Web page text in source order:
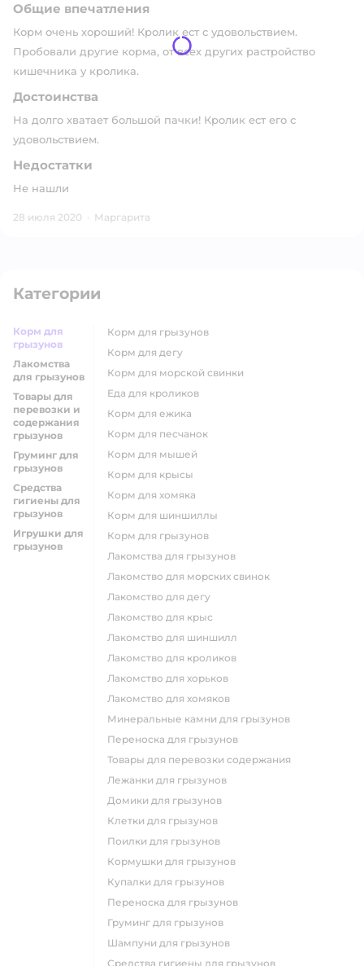
Общие впечатления
Корм очень хороший! Кролик ест с удовольствием.
Пробовали другие корма, от всех других растройство
кишечника у кролика.
Достоинства
На долго хватает большой пачки! Кролик ест его с
удовольствием.
Недостатки
Не нашли
28 июля 2020 · Маргарита
Категории
Корм для
грызунов
Лакомства
для грызунов
Товары для
перевозки и
содержания
грызунов
Груминг для
грызунов
Средства
гигиены для
грызунов
Игрушки для
грызунов
корм для грызунов
корм для дегу
корм для морской свинки
еда для кроликов
корм для ежика
корм для песчанок
корм для мышей
корм для крысы
корм для хомяка
корм для шиншиллы
корм для грызунов
лакомства для грызунов
лакомство для морских свинок
лакомство для дегу
лакомство для крыс
лакомство для шиншилл
лакомство для кроликов
лакомство для хорьков
лакомство для хомяков
минеральные камни для грызунов
переноска для грызунов
товары для перевозки содержания
лежанки для грызунов
домики для грызунов
клетки для грызунов
поилки для грызунов
кормушки для грызунов
купалки для грызунов
переноска для грызунов
груминг для грызунов
шампуни для грызунов
средства гигиены для грызунов